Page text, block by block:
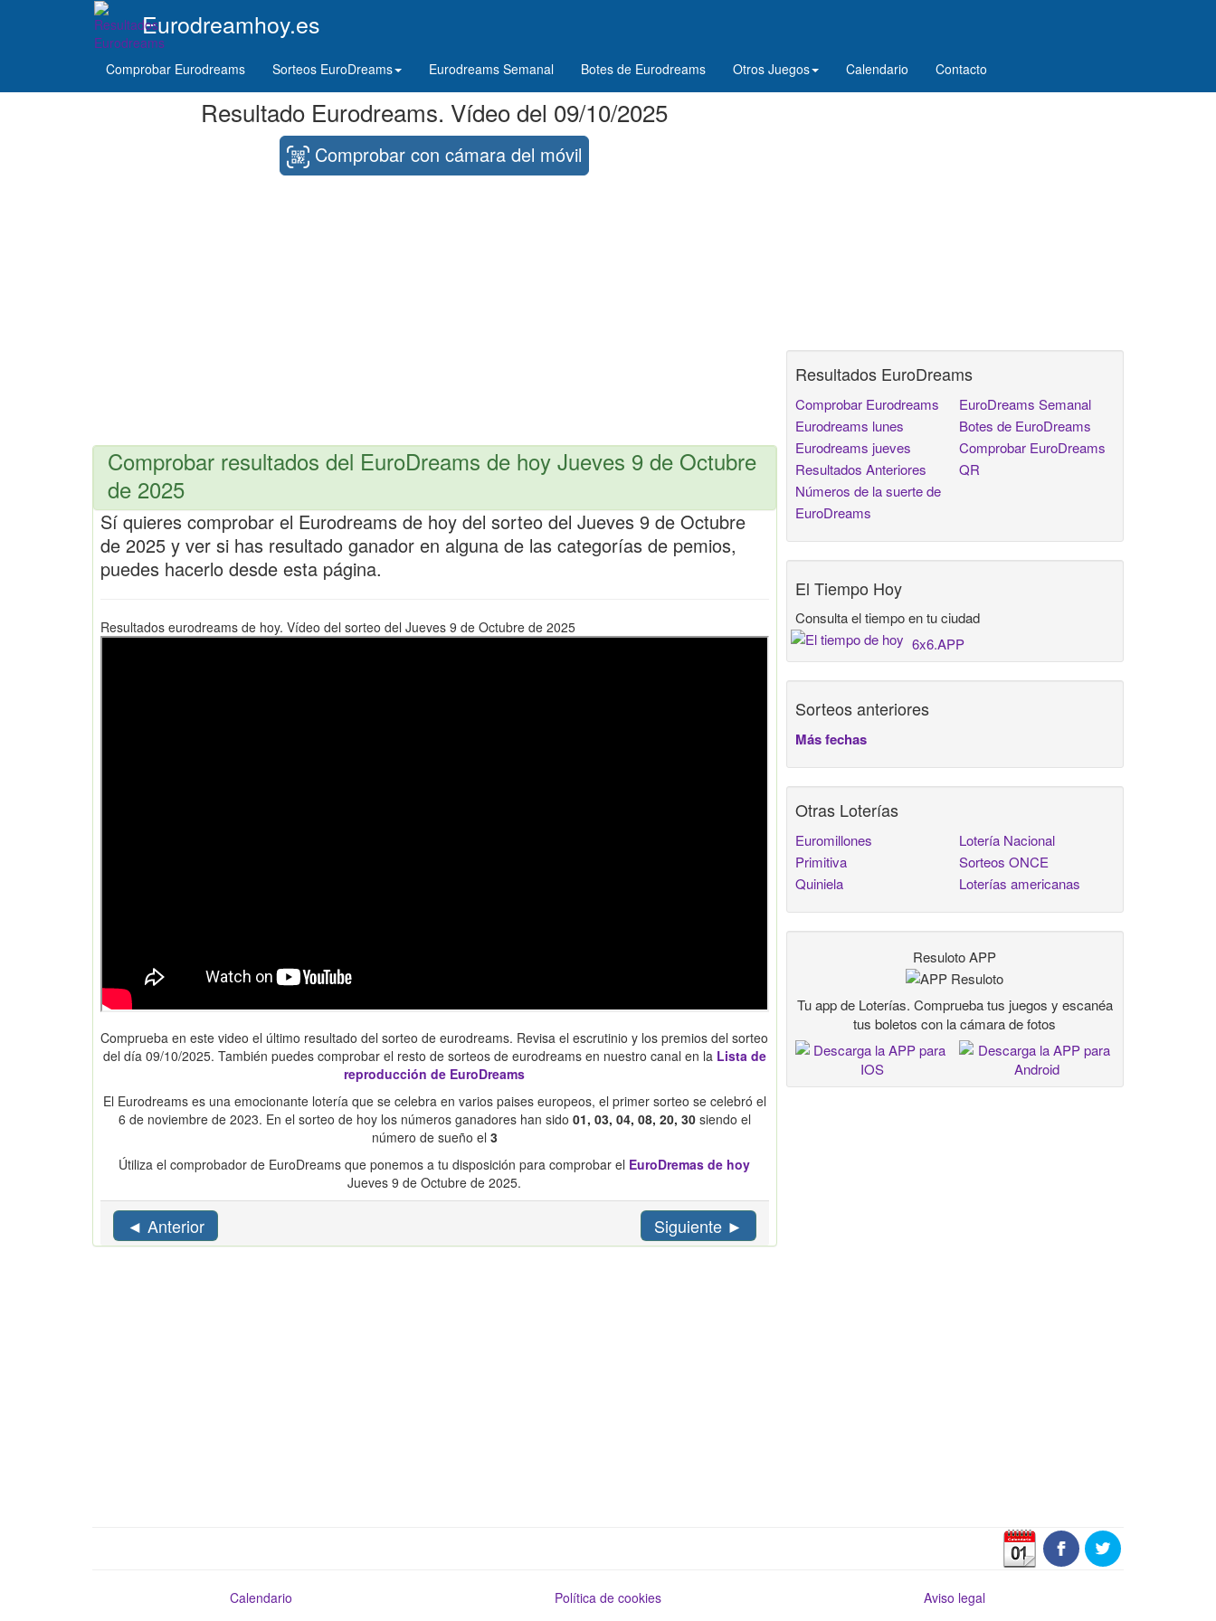
Eurodreamhoy.es
Comprobar Eurodreams Sorteos EuroDreams Eurodreams Semanal Botes de Eurodreams Otros Juegos Calendario Contacto
Resultado Eurodreams. Vídeo del 09/10/2025
Comprobar con cámara del móvil
Comprobar resultados del EuroDreams de hoy Jueves 9 de Octubre
de 2025
Sí quieres comprobar el Eurodreams de hoy del sorteo del Jueves 9 de Octubre
de 2025 y ver si has resultado ganador en alguna de las categorías de pemios,
puedes hacerlo desde esta página.
Resultados eurodreams de hoy. Vídeo del sorteo del Jueves 9 de Octubre de 2025
Comprueba en este video el último resultado del sorteo de eurodreams. Revisa el escrutinio y los premios del sorteo
del día 09/10/2025. También puedes comprobar el resto de sorteos de eurodreams en nuestro canal en la Lista de
reproducción de EuroDreams
El Eurodreams es una emocionante lotería que se celebra en varios paises europeos, el primer sorteo se celebró el
6 de noviembre de 2023. En el sorteo de hoy los números ganadores han sido 01, 03, 04, 08, 20, 30siendo el
número de sueño el 3
Útiliza el comprobador de EuroDreams que ponemos a tu disposición para comprobar el EuroDremas de hoy
Jueves 9 de Octubre de 2025.
◄ Anterior Siguiente ►
Resultados EuroDreams
Comprobar Eurodreams
Eurodreams lunes
Eurodreams jueves
Resultados Anteriores
Números de la suerte de
EuroDreams
EuroDreams Semanal
Botes de EuroDreams
Comprobar EuroDreams
QR
El Tiempo Hoy
Consulta el tiempo en tu ciudad
6x6.APP
Sorteos anteriores
Más fechas
Otras Loterías
Euromillones
Primitiva
Quiniela
Lotería Nacional
Sorteos ONCE
Loterías americanas
Resuloto APP
Tu app de Loterías. Comprueba tus juegos y escanéa
tus boletos con la cámara de fotos
Calendario Política de cookies Aviso legal